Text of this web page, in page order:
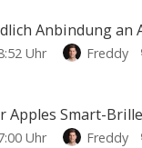
Anbindung an
Uhr Freddy
Apples Smart-
Uhr Freddy